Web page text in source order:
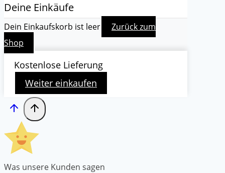
Deine Einkäufe
Dein Einkaufskorb ist leer
Zurück zum
Shop
Kostenlose Lieferung
Weiter einkaufen
Was unsere Kunden sagen